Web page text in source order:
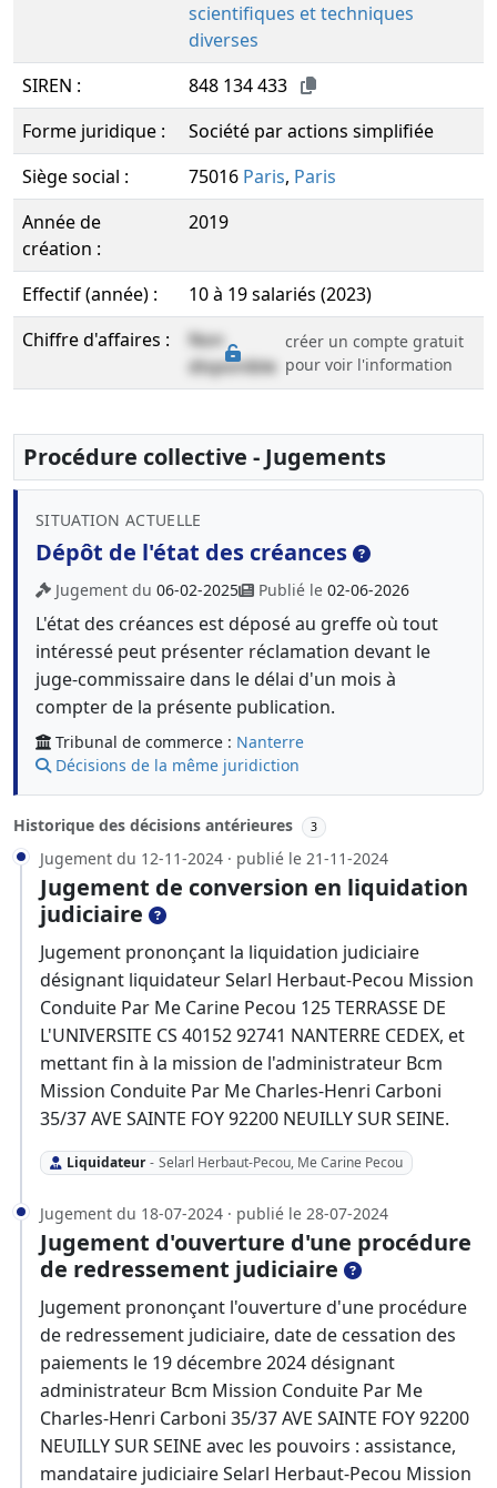
scientifiques et techniques
diverses
SIREN :
848 134 433
Forme juridique :
Société par actions simplifiée
Siège social :
75016 Paris, Paris
Année de
création :
2019
Effectif (année) :
10 à 19 salariés (2023)
Chiffre d'affaires :
Non
disponible
créer un compte gratuit
pour voir l'information
Procédure collective - Jugements
SITUATION ACTUELLE
Dépôt de l'état des créances
Jugement du 06-02-2025 Publié le 02-06-2026
L'état des créances est déposé au greffe où tout
intéressé peut présenter réclamation devant le
juge-commissaire dans le délai d'un mois à
compter de la présente publication.
Tribunal de commerce : Nanterre
Décisions de la même juridiction
Historique des décisions antérieures 3
Jugement du 12-11-2024 · publié le 21-11-2024
Jugement de conversion en liquidation
judiciaire
Jugement prononçant la liquidation judiciaire
désignant liquidateur Selarl Herbaut-Pecou Mission
Conduite Par Me Carine Pecou 125 TERRASSE DE
L'UNIVERSITE CS 40152 92741 NANTERRE CEDEX, et
mettant fin à la mission de l'administrateur Bcm
Mission Conduite Par Me Charles-Henri Carboni
35/37 AVE SAINTE FOY 92200 NEUILLY SUR SEINE.
Liquidateur - Selarl Herbaut-Pecou, Me Carine Pecou
Jugement du 18-07-2024 · publié le 28-07-2024
Jugement d'ouverture d'une procédure
de redressement judiciaire
Jugement prononçant l'ouverture d'une procédure
de redressement judiciaire, date de cessation des
paiements le 19 décembre 2024 désignant
administrateur Bcm Mission Conduite Par Me
Charles-Henri Carboni 35/37 AVE SAINTE FOY 92200
NEUILLY SUR SEINE avec les pouvoirs : assistance,
mandataire judiciaire Selarl Herbaut-Pecou Mission